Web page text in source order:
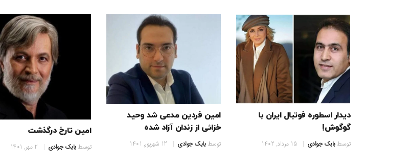
دیدار اسطوره فوتبال ایران با
گوگوش!
توسطبابک جوادی 15 مرداد, 1402
امین فردین مدعی شد وحید
خزائی از زندان آزاد شده
توسطبابک جوادی 12 شهریور, 1401
امین تارخ درگذشت
توسطبابک جوادی 2 مهر, 1401